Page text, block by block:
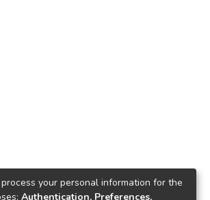
your personal information for the
Authentication, Preferences,